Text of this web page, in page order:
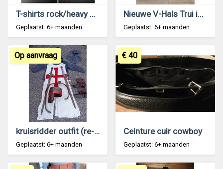
T-shirts rock/heavy metal
Geplaatst: 6+ maanden
Nieuwe V-Hals Trui in Prachtig Aubergine XXL
Geplaatst: 6+ maanden
kruisridder outfit (re-enactment) 12e eeuw
Geplaatst: 6+ maanden
Op aanvraag
Ceinture cuir cowboy
Geplaatst: 6+ maanden
€ 40